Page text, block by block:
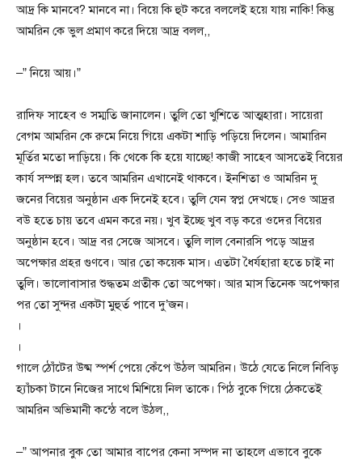
আদ্র কি মানবে? মানবে না। বিয়ে কি হুট করে বললেই হয়ে যায় নাকি! কিন্তু
আমরিন কে ভুল প্রমাণ করে দিয়ে আদ্র বলল,,
–” নিয়ে আয়।”
রাদিফ সাহেব ও সম্মতি জানালেন। তুলি তো খুশিতে আত্মহারা। সায়েরা
বেগম আমরিন কে রুমে নিয়ে গিয়ে একটা শাড়ি পড়িয়ে দিলেন। আমারিন
মূর্তির মতো দাড়িয়ে। কি থেকে কি হয়ে যাচ্ছে! কাজী সাহেব আসতেই বিয়ের
কার্য সম্পন্ন হল। তবে আমরিন এখানেই থাকবে। ইনশিতা ও আমরিন দু
জনের বিয়ের অনুষ্ঠান এক দিনেই হবে। তুলি যেন স্বপ্ন দেখছে। সেও আদ্রর
বউ হতে চায় তবে এমন করে নয়। খুব ইচ্ছে খুব বড় করে ওদের বিয়ের
অনুষ্ঠান হবে। আদ্র বর সেজে আসবে। তুলি লাল বেনারসি পড়ে আদ্রর
অপেক্ষার প্রহর গুণবে। আর তো কয়েক মাস। এতটা ধৈর্যহারা হতে চাই না
তুলি। ভালোবাসার শুদ্ধতম প্রতীক তো অপেক্ষা। আর মাস তিনেক অপেক্ষার
পর তো সুন্দর একটা মুহুর্ত পাবে দু’জন।
।
।
গালে ঠোঁটের উষ্ম স্পর্শ পেয়ে কেঁপে উঠল আমরিন। উঠে যেতে নিলে নিবিড়
হ্যাঁচকা টানে নিজের সাথে মিশিয়ে নিল তাকে। পিঠ বুকে গিয়ে ঠেকতেই
আমরিন অভিমানী কন্ঠে বলে উঠল,,
–” আপনার বুক তো আমার বাপের কেনা সম্পদ না তাহলে এভাবে বুকে